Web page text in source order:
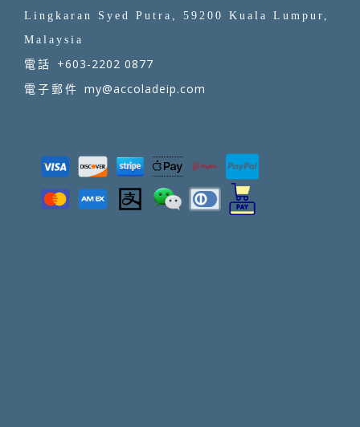
Lingkaran Syed Putra, 59200 Kuala Lumpur,
Malaysia
電話 +603-2202 0877
電子郵件 my@accoladeip.com